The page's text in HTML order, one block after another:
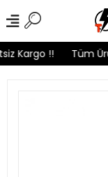
Kargo !! Tüm